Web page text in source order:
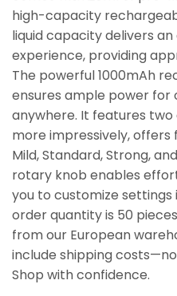
high-capacity
liquid capacity delivers
experience, providing
The powerful 1000mAh
ensures ample power
anywhere. It features
more impressively,
Mild, Standard, Strong,
rotary knob enables
you to customize settings
order quantity is 50
from our European
include shipping
Shop with confidence.